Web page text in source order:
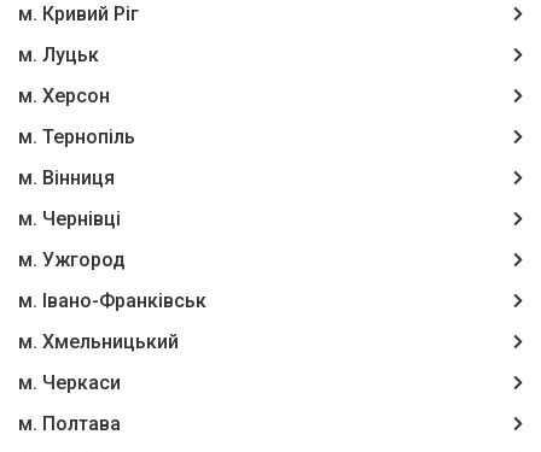
м. Кривий Ріг
м. Луцьк
м. Херсон
м. Тернопіль
м. Вінниця
м. Чернівці
м. Ужгород
м. Івано-Франківськ
м. Хмельницький
м. Черкаси
м. Полтава